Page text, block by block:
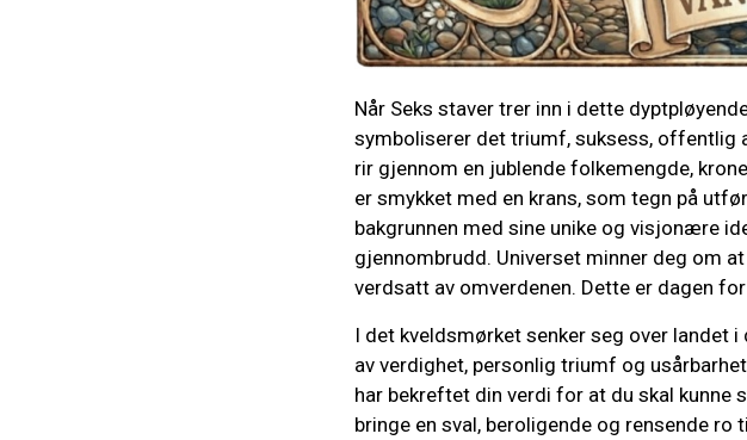
Når Seks staver trer inn i dette
symboliserer det triumf, suksess, offentlig
rir gjennom en jublende folkemengde,
er smykket med en krans, som tegn på
bakgrunnen med sine unike og visjonære
gjennombrudd. Universet minner deg om
verdsatt av omverdenen. Dette er dagen
I det kveldsmørket senker seg over landet
av verdighet, personlig triumf og
har bekreftet din verdi for at du skal
bringe en sval, beroligende og rensende